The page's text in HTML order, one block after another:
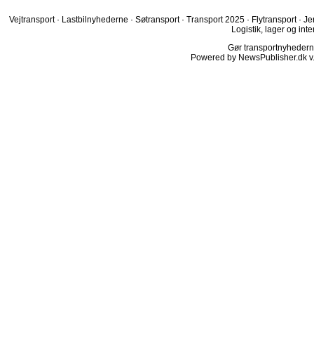
Vejtransport · Lastbilnyhederne · Søtransport · Transport 2025 · Flytransport ·
Logistik, lager og
Gør
Powered by NewsPublisher.dk